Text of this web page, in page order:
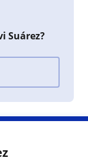
Suárez?